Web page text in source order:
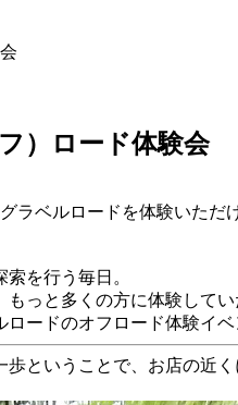
）ロード体験会
グラベルロードを体験いただ
を行う毎日。
っと多くの方に体験してい
ードのオフロード体験イ
ということで、お店の近